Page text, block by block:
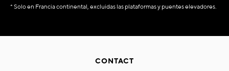
* Solo en Francia continental, excluidas las plataformas y puentes elevadores.
CONTACT